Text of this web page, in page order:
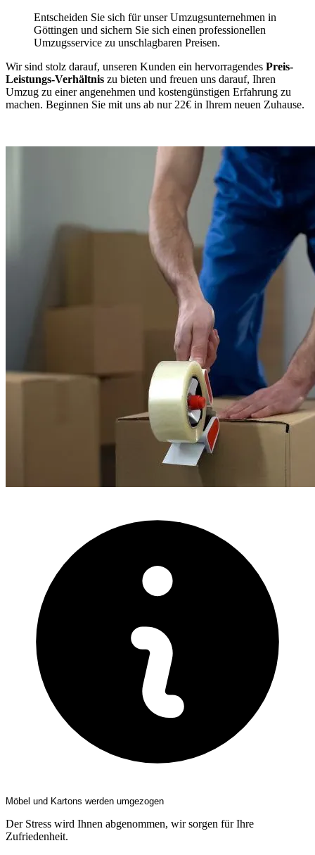
Entscheiden Sie sich für unser Umzugsunternehmen in
Göttingen und sichern Sie sich einen professionellen
Umzugsservice zu unschlagbaren Preisen.
Wir sind stolz darauf, unseren Kunden ein hervorragendes Preis-
Leistungs-Verhältnis zu bieten und freuen uns darauf, Ihren
Umzug zu einer angenehmen und kostengünstigen Erfahrung zu
machen. Beginnen Sie mit uns ab nur 22€ in Ihrem neuen Zuhause.
Möbel und Kartons werden umgezogen
Der Stress wird Ihnen abgenommen, wir sorgen für Ihre
Zufriedenheit.